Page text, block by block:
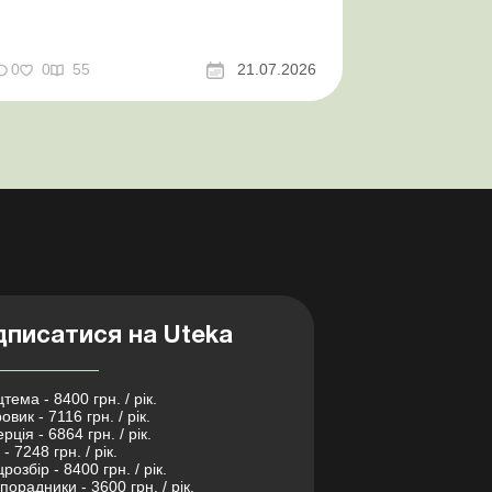
центр з організації
0 0 55 21.07.2026
на Uteka
- 8400 грн. / рік.
- 7116 грн. / рік.
- 6864 грн. / рік.
7248 грн. / рік.
- 8400 грн. / рік.
- 3600 грн. / рік.